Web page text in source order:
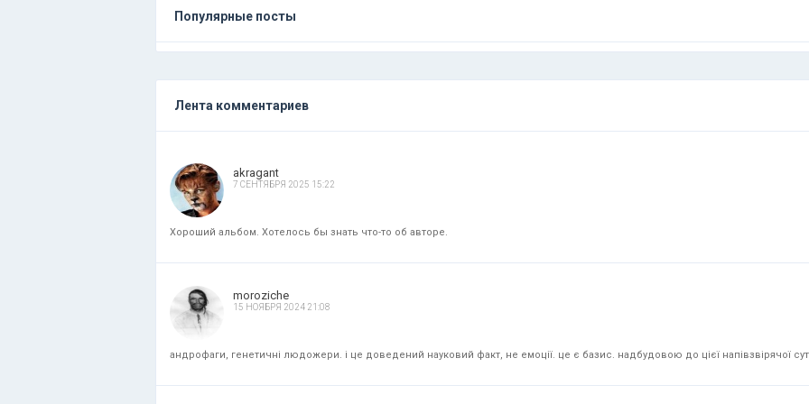
Популярные посты
Лента комментариев
akragant
7 СЕНТЯБРЯ 2025 15:22
Хороший альбом. Хотелось бы знать что-то об авторе.
moroziche
15 НОЯБРЯ 2024 21:08
андрофаги, генетичні людожери. і це доведений науковий факт, не емоції. це є базис. надбудовою до цієї напівзвірячої